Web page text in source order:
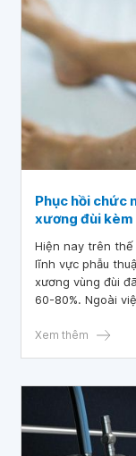
Phục hồi chức
xương đùi
Hiện nay trên
lĩnh vực phẫu
xương vùng đùi
60-80%. Ngoài
nâng cao chất
Xem thêm